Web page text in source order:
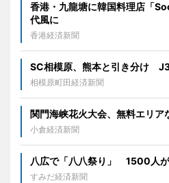
香港・九龍塘に韓国料理店「
代風に
香港経済新聞
SC相模原、熊本と引き分け
相模原町田経済新聞
関門海峡花火大会、無料エリア
小倉経済新聞
八広で「八八祭り」 1500人
すみだ経済新聞